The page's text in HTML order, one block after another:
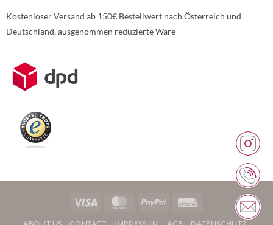
Kostenloser Versand ab 150€ Bestellwert nach Österreich und
Deutschland, ausgenommen reduzierte Ware
Weitere Informationen über den gesperrten Inhalt.
Visa MasterCardPayPal